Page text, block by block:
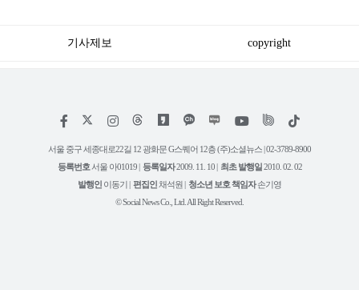
기사제보 copyright
페
스
인
타
램
위
트
유
튜
틱
서울 중구 세종대로22길 12 광화문 G스퀘어 12층 (주)소셜뉴스 | 02-3789-8900
등록번호 서울 아01019 | 등록일자2009. 11. 10 | 최초 발행일2010. 02. 02
발행인 이동기 | 편집인채석원 | 청소년 보호 책임자손기영
© Social News Co., Ltd. All Right Reserved.